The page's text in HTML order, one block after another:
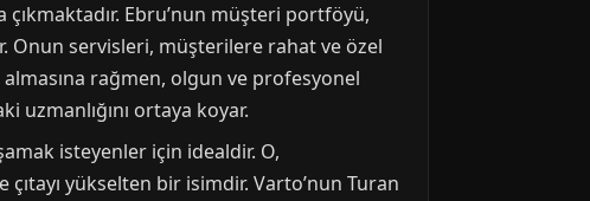
Ebru’nun müşteri portföyü,
Onun servisleri, müşterilere rahat ve özel
rağmen, olgun ve profesyonel
uzmanlığını ortaya koyar.
isteyenler için idealdir. O,
yükselten bir isimdir. Varto’nun Turan